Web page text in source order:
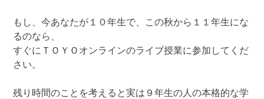
もし、今あなたが１０年生で、この秋から１１年生にな
るのなら、
すぐにＴＯＹＯオンラインのライブ授業に参加してくだ
さい。
残り時間のことを考えると実は９年生の人の本格的な学